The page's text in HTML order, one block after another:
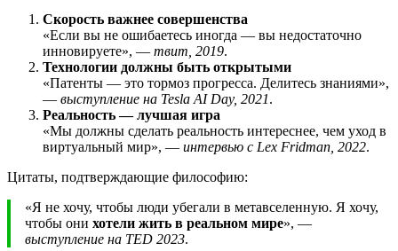
Скорость важнее совершенства
«Если вы не ошибаетесь иногда — вы недостаточно
инновируете», — твит, 2019.
Технологии должны быть открытыми
«Патенты — это тормоз прогресса. Делитесь знаниями»,
— выступление на Tesla AI Day, 2021.
Реальность — лучшая игра
«Мы должны сделать реальность интереснее, чем уход в
виртуальный мир», — интервью с Lex Fridman, 2022.
Цитаты, подтверждающие философию:
«Я не хочу, чтобы люди убегали в метавселенную. Я хочу,
чтобы они хотели жить в реальном мире», —
выступление на TED 2023.